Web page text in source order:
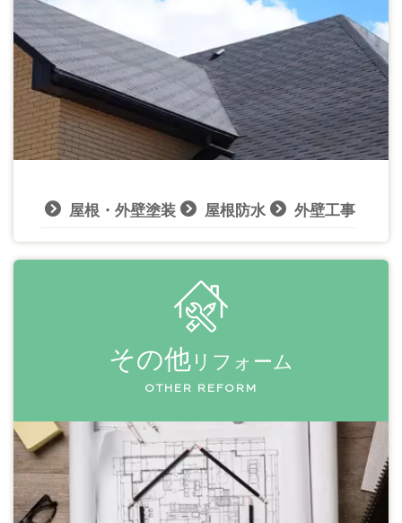
屋根・外壁塗装 屋根防水 外壁工事
その他 リフォーム
OTHER REFORM